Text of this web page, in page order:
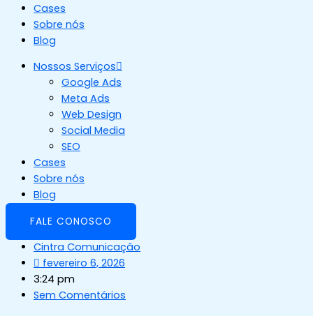
Cases
Sobre nós
Blog
Nossos Serviços
Google Ads
Meta Ads
Web Design
Social Media
SEO
Cases
Sobre nós
Blog
FALE CONOSCO
Cintra Comunicação
fevereiro 6, 2026
3:24 pm
Sem Comentários